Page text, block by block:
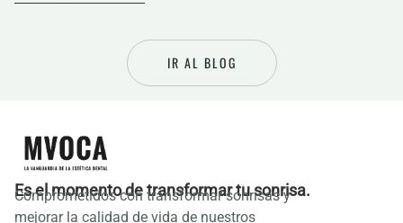
IR AL BLOG
Es el momento de transformar tu sonrisa.
Comprometidos con transformar sonrisas y
mejorar la calidad de vida de nuestros